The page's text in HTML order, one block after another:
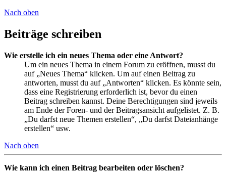
Nach oben
Beiträge schreiben
Wie erstelle ich ein neues Thema oder eine Antwort?
Um ein neues Thema in einem Forum zu eröffnen, musst du
auf „Neues Thema“ klicken. Um auf einen Beitrag zu
antworten, musst du auf „Antworten“ klicken. Es könnte sein,
dass eine Registrierung erforderlich ist, bevor du einen
Beitrag schreiben kannst. Deine Berechtigungen sind jeweils
am Ende der Foren- und der Beitragsansicht aufgelistet. Z. B.
„Du darfst neue Themen erstellen“, „Du darfst Dateianhänge
erstellen“ usw.
Nach oben
Wie kann ich einen Beitrag bearbeiten oder löschen?